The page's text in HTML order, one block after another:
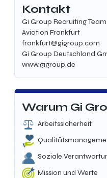
Kontakt
Gi Group Recruiting Team
Aviation Frankfurt
frankfurt@gigroup.com
Gi Group Deutschland
www.gigroup.de
Warum Gi
Arbeitssicherheit
Soziale
Mission und Werte